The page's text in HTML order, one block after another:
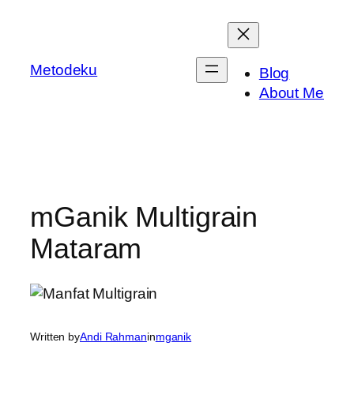
Metodeku
Blog
About Me
mGanik Multigrain
Mataram
Written byAndi Rahmaninmganik